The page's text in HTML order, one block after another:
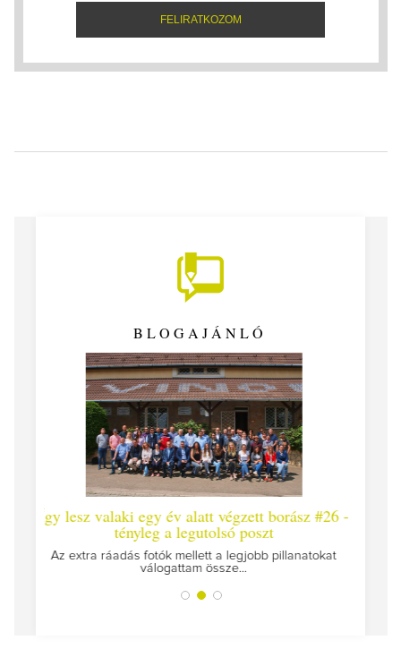
BLOGAJÁNLÓ
egy év alatt végzett borász #26 -
a legutolsó poszt
fotók mellett a legjobb pillanatokat
Így lesz valaki egy év
Megírtuk a modulzáró